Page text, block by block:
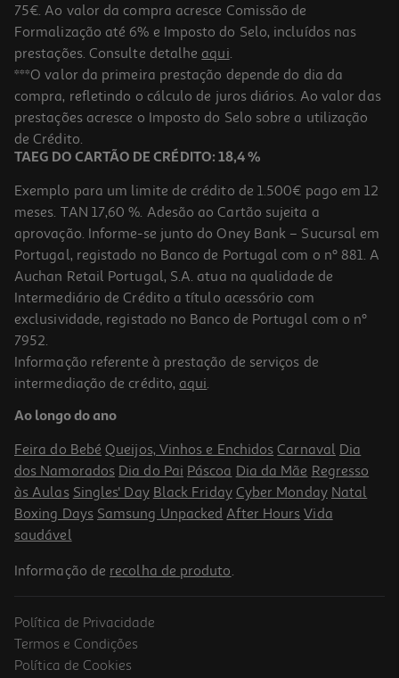
75€. Ao valor da compra acresce Comissão de
Formalização até 6% e Imposto do Selo, incluídos nas
prestações. Consulte detalhe aqui.
***O valor da primeira prestação depende do dia da
compra, refletindo o cálculo de juros diários. Ao valor das
prestações acresce o Imposto do Selo sobre a utilização
de Crédito.
TAEG DO CARTÃO DE CRÉDITO: 18,4 %
Exemplo para um limite de crédito de 1.500€ pago em 12
meses. TAN 17,60 %. Adesão ao Cartão sujeita a
aprovação. Informe-se junto do Oney Bank – Sucursal em
Portugal, registado no Banco de Portugal com o nº 881. A
Auchan Retail Portugal, S.A. atua na qualidade de
Intermediário de Crédito a título acessório com
exclusividade, registado no Banco de Portugal com o nº
7952.
Informação referente à prestação de serviços de
intermediação de crédito, aqui.
Ao longo do ano
Feira do Bebé Queijos, Vinhos e Enchidos Carnaval Dia
dos Namorados Dia do Pai Páscoa Dia da Mãe Regresso
às Aulas Singles' Day Black Friday Cyber Monday Natal
Boxing Days Samsung Unpacked After Hours Vida
saudável
Informação de recolha de produto.
Política de Privacidade
Termos e Condições
Política de Cookies